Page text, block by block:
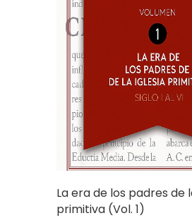
La era de los padres de
primitiva (Vol. 1)